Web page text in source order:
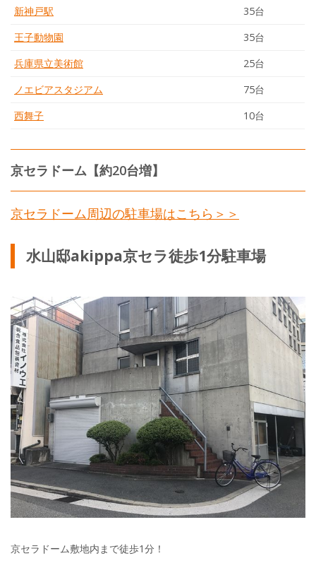
新神戸駅
35台
王子動物園
35台
兵庫県立美術館
25台
ノエビアスタジアム
75台
西舞子
10台
京セラドーム【約20台増】
京セラドーム周辺の駐車場はこちら＞＞
水山邸akippa京セラ徒歩1分駐車場
京セラドーム敷地内まで徒歩1分！